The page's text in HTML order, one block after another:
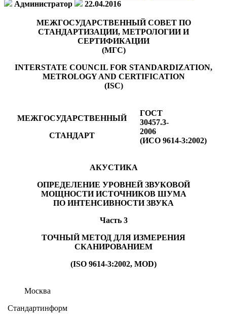
Администратор
22.04.2016
МЕЖГОСУДАРСТВЕННЫЙ СОВЕТ ПО
СТАНДАРТИЗАЦИИ, МЕТРОЛОГИИ И
СЕРТИФИКАЦИИ
(МГС)
INTERSTATE COUNCIL FOR STANDARDIZATION,
METROLOGY AND CERTIFICATION
(ISC)
МЕЖГОСУДАРСТВЕННЫЙ
СТАНДАРТ
ГОСТ
30457.3-
2006
(ИСО 9614-3:2002)
АКУСТИКА
ОПРЕДЕЛЕНИЕ УРОВНЕЙ ЗВУКОВОЙ
МОЩНОСТИ ИСТОЧНИКОВ ШУМА
ПО ИНТЕНСИВНОСТИ ЗВУКА
Часть 3
ТОЧНЫЙ МЕТОД ДЛЯ ИЗМЕРЕНИЯ
СКАНИРОВАНИЕМ
(ISO 9614-3:2002, MOD)
Москва
Стандартинформ